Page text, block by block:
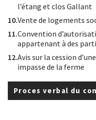
l’étang et clos Gallant
Vente de logements
Convention
appartenant à des
Avis sur la cession
impasse de la ferme
Proces verbal du